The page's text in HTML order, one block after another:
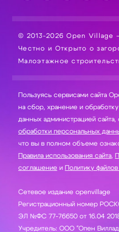
© 2013-2026 Open Village
Честно и Открыто о
Малоэтажное
Пользуясь сервисами сайта
на сбор, хранение и обработку ваших персональных
данных администрацией сайта,
обработки персональных
что вы в полном объеме
Правила использования сайта,
соглашение и Политику
Сетевое издание openvillage
Регистрационный номер
ЭЛ №ФС 77-76650 от 16.04
Учредитель: ООО "Опен